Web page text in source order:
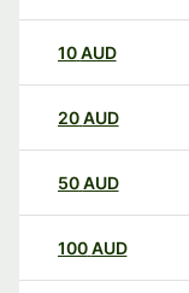
10AUD
20AUD
50AUD
100AUD